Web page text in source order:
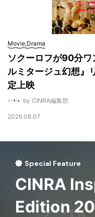
Movie,Drama
ソクーロフが90分
ルミタージュ幻想』
定上映
by CINRA編集部
2026.08.07
Special Feature
CINRA
Edition